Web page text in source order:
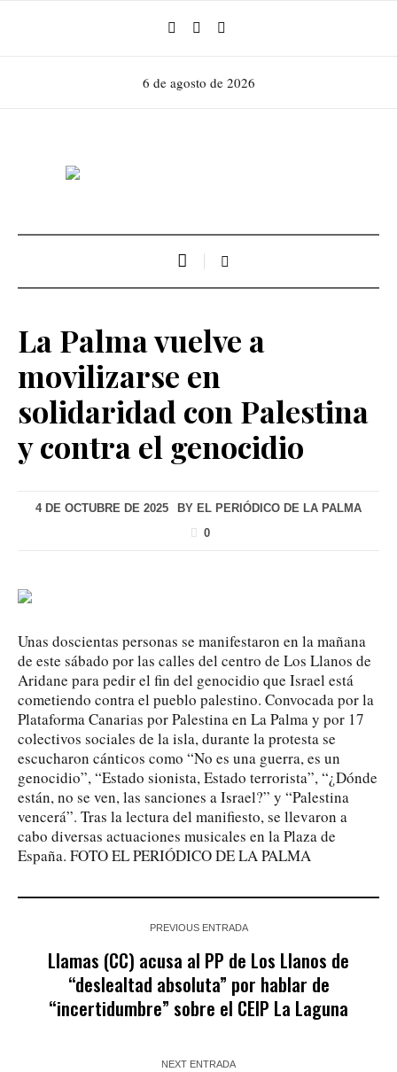
6 de agosto de 2026
La Palma vuelve a
movilizarse en
solidaridad con Palestina
y contra el genocidio
4 DE OCTUBRE DE 2025 BY EL PERIÓDICO DE LA PALMA
0
Unas doscientas personas se manifestaron en la mañana
de este sábado por las calles del centro de Los Llanos de
Aridane para pedir el fin del genocidio que Israel está
cometiendo contra el pueblo palestino. Convocada por la
Plataforma Canarias por Palestina en La Palma y por 17
colectivos sociales de la isla, durante la protesta se
escucharon cánticos como “No es una guerra, es un
genocidio”, “Estado sionista, Estado terrorista”, “¿Dónde
están, no se ven, las sanciones a Israel?” y “Palestina
vencerá”. Tras la lectura del manifiesto, se llevaron a
cabo diversas actuaciones musicales en la Plaza de
España. FOTO EL PERIÓDICO DE LA PALMA
PREVIOUS ENTRADA
Llamas (CC) acusa al PP de Los Llanos de
“deslealtad absoluta” por hablar de
“incertidumbre” sobre el CEIP La Laguna
NEXT ENTRADA